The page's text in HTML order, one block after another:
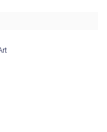
in a popup: